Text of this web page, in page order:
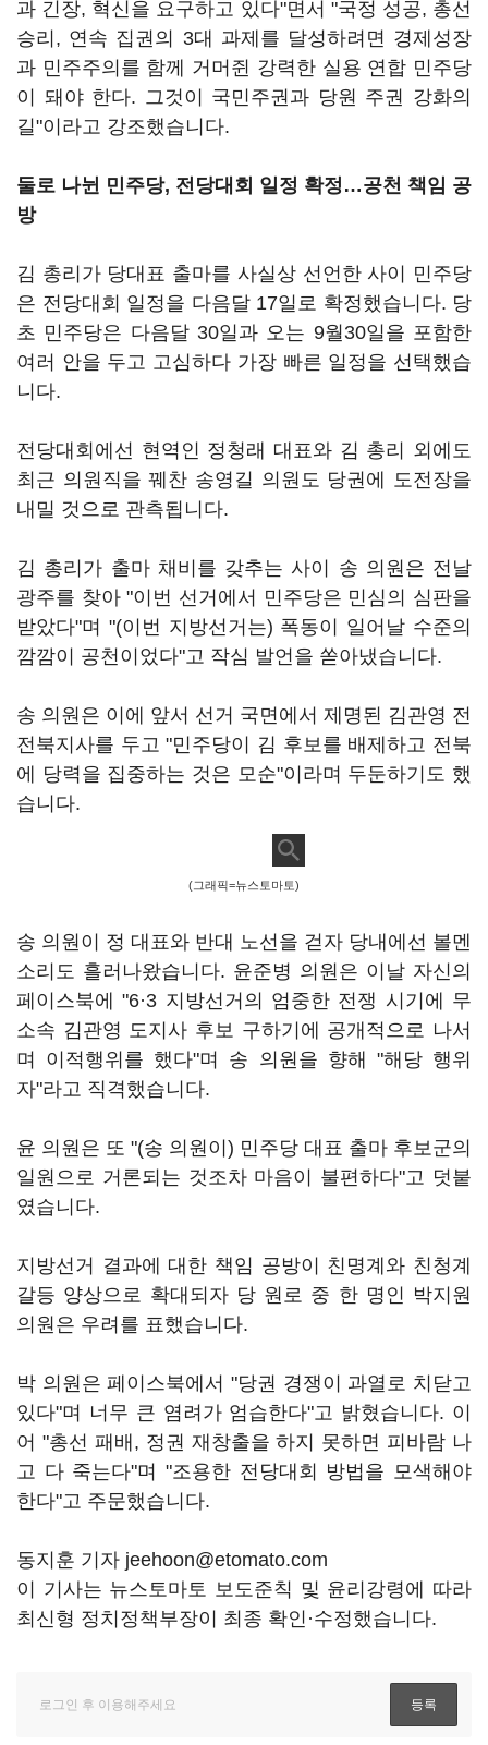
과 긴장, 혁신을 요구하고 있다"면서 "국정 성공, 총선
승리, 연속 집권의 3대 과제를 달성하려면 경제성장
과 민주주의를 함께 거머쥔 강력한 실용 연합 민주당
이 돼야 한다. 그것이 국민주권과 당원 주권 강화의
길"이라고 강조했습니다.
둘로 나뉜 민주당, 전당대회 일정 확정…공천 책임 공
방
김 총리가 당대표 출마를 사실상 선언한 사이 민주당
은 전당대회 일정을 다음달 17일로 확정했습니다. 당
초 민주당은 다음달 30일과 오는 9월30일을 포함한
여러 안을 두고 고심하다 가장 빠른 일정을 선택했습
니다.
전당대회에선 현역인 정청래 대표와 김 총리 외에도
최근 의원직을 꿰찬 송영길 의원도 당권에 도전장을
내밀 것으로 관측됩니다.
김 총리가 출마 채비를 갖추는 사이 송 의원은 전날
광주를 찾아 "이번 선거에서 민주당은 민심의 심판을
받았다"며 "(이번 지방선거는) 폭동이 일어날 수준의
깜깜이 공천이었다"고 작심 발언을 쏟아냈습니다.
송 의원은 이에 앞서 선거 국면에서 제명된 김관영 전
전북지사를 두고 "민주당이 김 후보를 배제하고 전북
에 당력을 집중하는 것은 모순"이라며 두둔하기도 했
습니다.
(그래픽=뉴스토마토)
송 의원이 정 대표와 반대 노선을 걷자 당내에선 볼멘
소리도 흘러나왔습니다. 윤준병 의원은 이날 자신의
페이스북에 "6·3 지방선거의 엄중한 전쟁 시기에 무
소속 김관영 도지사 후보 구하기에 공개적으로 나서
며 이적행위를 했다"며 송 의원을 향해 "해당 행위
자"라고 직격했습니다.
윤 의원은 또 "(송 의원이) 민주당 대표 출마 후보군의
일원으로 거론되는 것조차 마음이 불편하다"고 덧붙
였습니다.
지방선거 결과에 대한 책임 공방이 친명계와 친청계
갈등 양상으로 확대되자 당 원로 중 한 명인 박지원
의원은 우려를 표했습니다.
박 의원은 페이스북에서 "당권 경쟁이 과열로 치닫고
있다"며 너무 큰 염려가 엄습한다"고 밝혔습니다. 이
어 "총선 패배, 정권 재창출을 하지 못하면 피바람 나
고 다 죽는다"며 "조용한 전당대회 방법을 모색해야
한다"고 주문했습니다.
동지훈 기자 jeehoon@etomato.com
이 기사는 뉴스토마토 보도준칙 및 윤리강령에 따라
최신형 정치정책부장이 최종 확인·수정했습니다.